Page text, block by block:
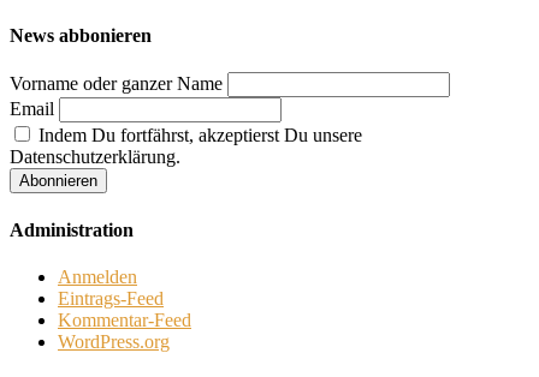
News abbonieren
Vorname oder ganzer Name
Email
Indem Du fortfährst, akzeptierst Du unsere
Datenschutzerklärung.
Administration
Anmelden
Eintrags-Feed
Kommentar-Feed
WordPress.org